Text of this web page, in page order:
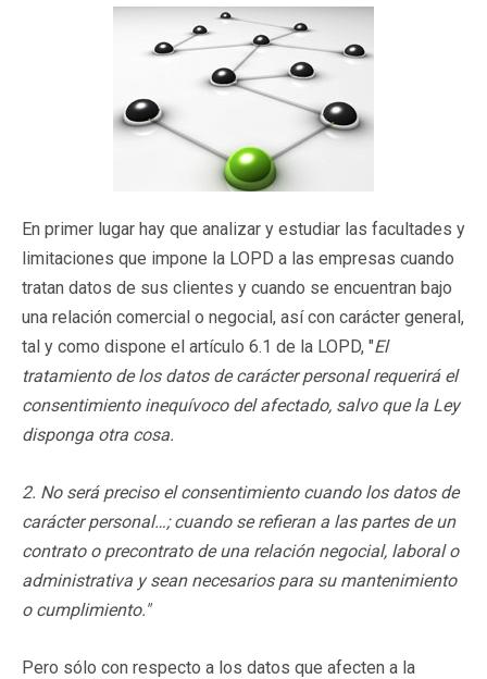
En primer lugar hay que analizar y estudiar las facultades y
limitaciones que impone la LOPD a las empresas cuando
tratan datos de sus clientes y cuando se encuentran bajo
una relación comercial o negocial, así con carácter general,
tal y como dispone el artículo 6.1 de la LOPD, "El
tratamiento de los datos de carácter personal requerirá el
consentimiento inequívoco del afectado, salvo que la Ley
disponga otra cosa.
2. No será preciso el consentimiento cuando los datos de
carácter personal…; cuando se refieran a las partes de un
contrato o precontrato de una relación negocial, laboral o
administrativa y sean necesarios para su mantenimiento
o cumplimiento."
Pero sólo con respecto a los datos que afecten a la